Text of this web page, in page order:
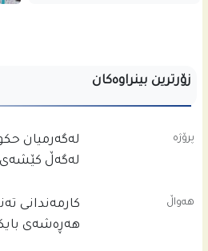
زۆرترین بینراوەکان
پرۆژە
له‌گه‌رمیان
له‌گه‌ڵ كێشه‌ى
هەواڵ
کارمەندانی
هەڕەشەی